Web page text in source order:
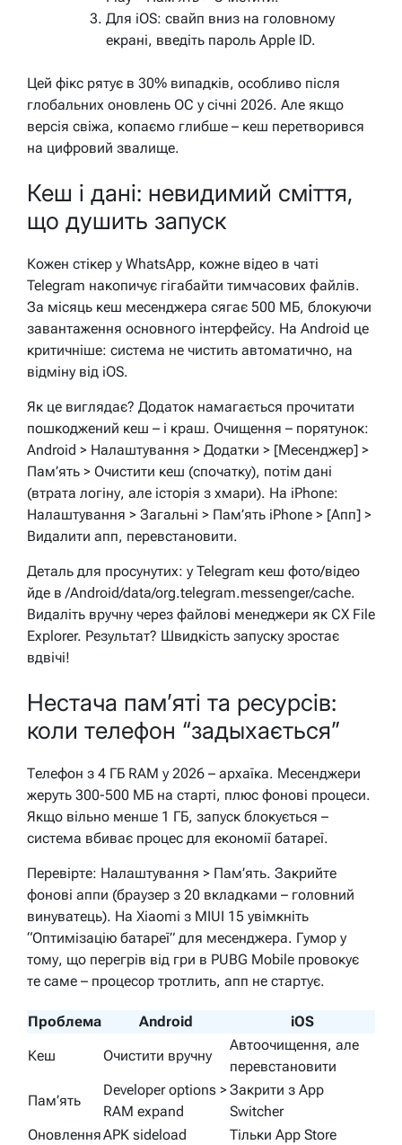
Для iOS: свайп вниз на головному
екрані, введіть пароль Apple ID.
Цей фікс рятує в 30% випадків, особливо після
глобальних оновлень ОС у січні 2026. Але якщо
версія свіжа, копаємо глибше – кеш перетворився
на цифровий звалище.
Кеш і дані: невидимий сміття,
що душить запуск
Кожен стікер у WhatsApp, кожне відео в чаті
Telegram накопичує гігабайти тимчасових файлів.
За місяць кеш месенджера сягає 500 МБ, блокуючи
завантаження основного інтерфейсу. На Android це
критичніше: система не чистить автоматично, на
відміну від iOS.
Як це виглядає? Додаток намагається прочитати
пошкоджений кеш – і краш. Очищення – порятунок:
Android > Налаштування > Додатки > [Месенджер] >
Пам’ять > Очистити кеш (спочатку), потім дані
(втрата логіну, але історія з хмари). На iPhone:
Налаштування > Загальні > Пам’ять iPhone > [Апп] >
Видалити апп, перевстановити.
Деталь для просунутих: у Telegram кеш фото/відео
йде в /Android/data/org.telegram.messenger/cache.
Видаліть вручну через файлові менеджери як CX File
Explorer. Результат? Швидкість запуску зростає
вдвічі!
Нестача пам’яті та ресурсів:
коли телефон “задыхається”
Телефон з 4 ГБ RAM у 2026 – архаїка. Месенджери
жеруть 300-500 МБ на старті, плюс фонові процеси.
Якщо вільно менше 1 ГБ, запуск блокується –
система вбиває процес для економії батареї.
Перевірте: Налаштування > Пам’ять. Закрийте
фонові аппи (браузер з 20 вкладками – головний
винуватець). На Xiaomi з MIUI 15 увімкніть
“Оптимізацію батареї” для месенджера. Гумор у
тому, що перегрів від гри в PUBG Mobile провокує
те саме – процесор тротлить, апп не стартує.
Проблема Android
iOS
Кеш
Очистити вручну
Автоочищення, але
перевстановити
Пам’ять
Developer options >
RAM expand
Закрити з App
Switcher
ОновленняAPK sideload
Тільки App Store